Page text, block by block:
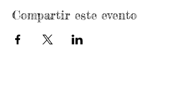
Compartir este evento